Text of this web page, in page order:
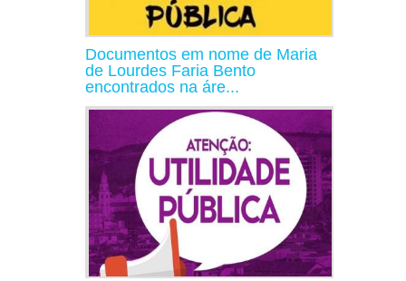
Documentos em nome de Maria
de Lourdes Faria Bento
encontrados na áre...